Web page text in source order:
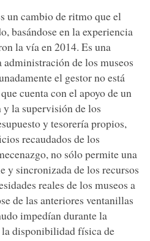
un cambio de ritmo que el
basándose en la experiencia
la vía en 2014. Es una
administración de los museos
el gestor no está
cuenta con el apoyo de un
la supervisión de los
y tesorería propios,
recaudados de los
no sólo permite una
y sincronizada de los recursos
reales de los museos a
de las anteriores ventanillas
impedían durante la
la disponibilidad física de